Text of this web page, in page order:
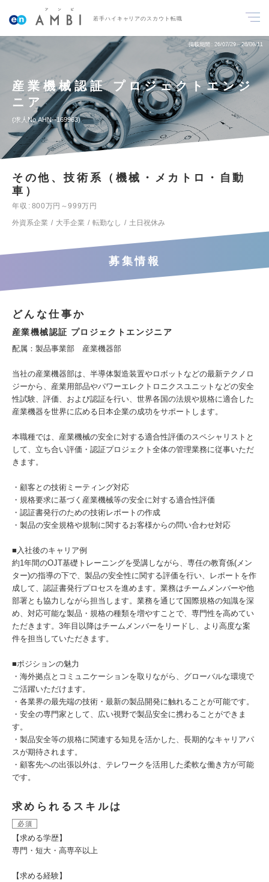
若手ハイキャリアのスカウト転職
掲載期間 26/07/29～26/08/11
産業機械認証 プロジェクトエンジ
ニア
求人No.AHN--169963
その他、技術系（機械・メカトロ・自動
車）
年収
800万円～999万円
外資系企業
大手企業 転勤なし 土日祝休み
募集情報
どんな仕事か
産業機械認証 プロジェクトエンジニア
配属：製品事業部 産業機器部
当社の産業機器部は、半導体製造装置やロボットなどの最新テクノロ
ジーから、産業用部品やパワーエレクトロニクスユニットなどの安全
性試験、評価、および認証を行い、世界各国の法規や規格に適合した
産業機器を世界に広める日本企業の成功をサポートします。
本職種では、産業機械の安全に対する適合性評価のスペシャリストと
して、立ち合い評価・認証プロジェクト全体の管理業務に従事いただ
きます。
・顧客との技術ミーティング対応
・規格要求に基づく産業機械等の安全に対する適合性評価
・認証書発行のための技術レポートの作成
・製品の安全規格や規制に関するお客様からの問い合わせ対応
■入社後のキャリア例
約1年間のOJT基礎トレーニングを受講しながら、専任の教育係(メン
ター)の指導の下で、製品の安全性に関する評価を行い、レポートを作
成して、認証書発行プロセスを進めます。業務はチームメンバーや他
部署とも協力しながら担当します。業務を通じて国際規格の知識を深
め、対応可能な製品・規格の種類を増やすことで、専門性を高めてい
ただきます。3年目以降はチームメンバーをリードし、より高度な案
件を担当していただきます。
■ポジションの魅力
・海外拠点とコミュニケーションを取りながら、グローバルな環境で
ご活躍いただけます。
・各業界の最先端の技術・最新の製品開発に触れることが可能です。
・安全の専門家として、広い視野で製品安全に携わることができま
す。
・製品安全等の規格に関連する知見を活かした、長期的なキャリアパ
スが期待されます。
・顧客先への出張以外は、テレワークを活用した柔軟な働き方が可能
です。
求められるスキルは
必須
【求める学歴】
専門・短大・高専卒以上
【求める経験】